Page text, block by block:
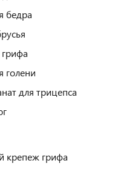
бедра
голени
для трицепса
крепеж грифа